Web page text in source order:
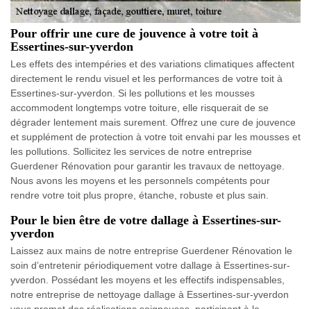
Pour offrir une cure de jouvence à votre toit à
Essertines-sur-yverdon
Les effets des intempéries et des variations climatiques affectent
directement le rendu visuel et les performances de votre toit à
Essertines-sur-yverdon. Si les pollutions et les mousses
accommodent longtemps votre toiture, elle risquerait de se
dégrader lentement mais surement. Offrez une cure de jouvence
et supplément de protection à votre toit envahi par les mousses et
les pollutions. Sollicitez les services de notre entreprise
Guerdener Rénovation pour garantir les travaux de nettoyage.
Nous avons les moyens et les personnels compétents pour
rendre votre toit plus propre, étanche, robuste et plus sain.
Pour le bien être de votre dallage à Essertines-sur-
yverdon
Laissez aux mains de notre entreprise Guerdener Rénovation le
soin d’entretenir périodiquement votre dallage à Essertines-sur-
yverdon. Possédant les moyens et les effectifs indispensables,
notre entreprise de nettoyage dallage à Essertines-sur-yverdon